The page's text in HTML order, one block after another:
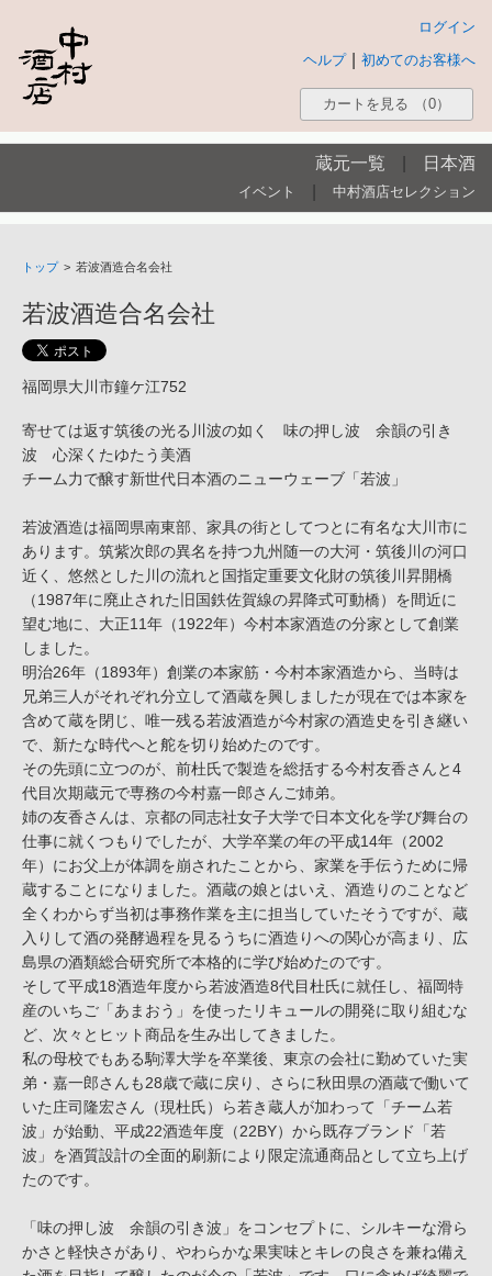
ログイン
初めてのお客様へ
ヘルプ
カートを見る （0）
蔵元一覧 日本酒
イベント 中村酒店セレクション
トップ > 若波酒造合名会社
若波酒造合名会社
福岡県大川市鐘ケ江752
寄せては返す筑後の光る川波の如く 味の押し波 余韻の引き
波 心深くたゆたう美酒
チーム力で醸す新世代日本酒のニューウェーブ「若波」
若波酒造は福岡県南東部、家具の街としてつとに有名な大川市に
あります。筑紫次郎の異名を持つ九州随一の大河・筑後川の河口
近く、悠然とした川の流れと国指定重要文化財の筑後川昇開橋
（1987年に廃止された旧国鉄佐賀線の昇降式可動橋）を間近に
望む地に、大正11年（1922年）今村本家酒造の分家として創業
しました。
明治26年（1893年）創業の本家筋・今村本家酒造から、当時は
兄弟三人がそれぞれ分立して酒蔵を興しましたが現在では本家を
含めて蔵を閉じ、唯一残る若波酒造が今村家の酒造史を引き継い
で、新たな時代へと舵を切り始めたのです。
その先頭に立つのが、前杜氏で製造を総括する今村友香さんと4
代目次期蔵元で専務の今村嘉一郎さんご姉弟。
姉の友香さんは、京都の同志社女子大学で日本文化を学び舞台の
仕事に就くつもりでしたが、大学卒業の年の平成14年（2002
年）にお父上が体調を崩されたことから、家業を手伝うために帰
蔵することになりました。酒蔵の娘とはいえ、酒造りのことなど
全くわからず当初は事務作業を主に担当していたそうですが、蔵
入りして酒の発酵過程を見るうちに酒造りへの関心が高まり、広
島県の酒類総合研究所で本格的に学び始めたのです。
そして平成18酒造年度から若波酒造8代目杜氏に就任し、福岡特
産のいちご「あまおう」を使ったリキュールの開発に取り組むな
ど、次々とヒット商品を生み出してきました。
私の母校でもある駒澤大学を卒業後、東京の会社に勤めていた実
弟・嘉一郎さんも28歳で蔵に戻り、さらに秋田県の酒蔵で働いて
いた庄司隆宏さん（現杜氏）ら若き蔵人が加わって「チーム若
波」が始動、平成22酒造年度（22BY）から既存ブランド「若
波」を酒質設計の全面的刷新により限定流通商品として立ち上げ
たのです。
「味の押し波 余韻の引き波」をコンセプトに、シルキーな滑ら
かさと軽快さがあり、やわらかな果実味とキレの良さを兼ね備え